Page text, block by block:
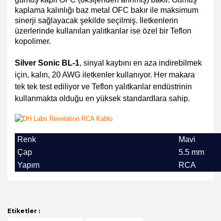
kaplama kalınlığı baz metal OFC bakır ile maksimum
sinerji sağlayacak şekilde seçilmiş. İletkenlerin
üzerlerinde kullanılan yalıtkanlar ise özel bir Teflon
kopolimer.
Silver Sonic BL-1, sinyal kaybını en aza indirebilmek
için, kalın, 20 AWG iletkenler kullanıyor. Her makara
tek tek test ediliyor ve Teflon yalıtkanlar endüstrinin
kullanmakta olduğu en yüksek standardlara sahip.
Renk
Mavi
Çap
5.5 mm
Yapım
RCA
Etiketler :